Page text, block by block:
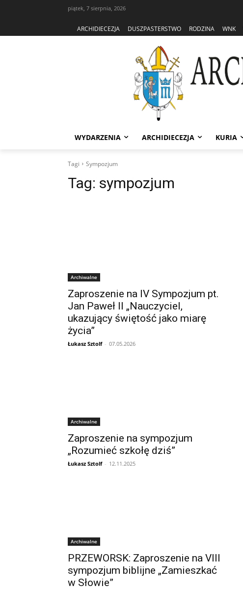
piątek, 7 sierpnia, 2026
ARCHIDIECEZJA DUSZPASTERSTWO RODZINA WNK
WYDARZENIA ARCHIDIECEZJA KURIA
Tagi Sympozjum
Tag: sympozjum
Archiwalne
Zaproszenie na IV Sympozjum pt.
Jan Paweł II „Nauczyciel,
ukazujący świętość jako miarę
życia”
Łukasz Sztolf - 07.05.2026
Archiwalne
Zaproszenie na sympozjum
„Rozumieć szkołę dziś”
Łukasz Sztolf - 12.11.2025
Archiwalne
PRZEWORSK: Zaproszenie na VIII
sympozjum biblijne „Zamieszkać
w Słowie”